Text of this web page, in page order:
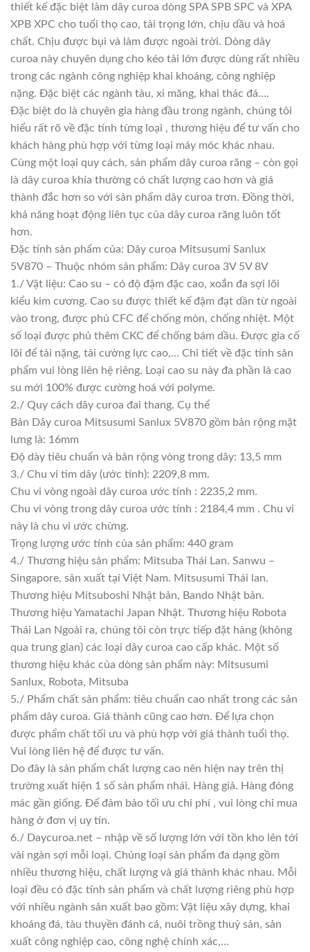
thiết kế đặc biệt làm dây curoa dòng SPA SPB SPC và XPA
XPB XPC cho tuổi thọ cao, tải trọng lớn, chịu dầu và hoá
chất. Chịu được bụi và làm được ngoài trời. Dòng dây
curoa này chuyên dụng cho kéo tải lớn được dùng rất nhiều
trong các ngành công nghiệp khai khoáng, công nghiệp
nặng. Đặc biệt các ngành tàu, xi măng, khai thác đá….
Đặc biệt do là chuyên gia hàng đầu trong ngành, chúng tôi
hiểu rất rõ về đặc tính từng loại , thương hiệu để tư vấn cho
khách hàng phù hợp với từng loại máy móc khác nhau.
Cùng một loại quy cách, sản phẩm dây curoa răng – còn gọi
là dây curoa khía thường có chất lượng cao hơn và giá
thành đắc hơn so với sản phẩm dây curoa trơn. Đồng thời,
khả năng hoạt động liên tục của dây curoa răng luôn tốt
hơn.
Đặc tính sản phẩm của: Dây curoa Mitsusumi Sanlux
5V870 – Thuộc nhóm sản phẩm: Dây curoa 3V 5V 8V
1./ Vật liệu: Cao su – có độ đậm đặc cao, xoắn đa sợi lõi
kiểu kim cương. Cao su được thiết kế đậm đạt dần từ ngoài
vào trong, được phủ CFC để chống mòn, chống nhiệt. Một
số loại được phủ thêm CKC để chống bám dầu. Được gia cố
lõi để tải nặng, tải cường lực cao,… Chi tiết về đặc tính sản
phẩm vui lòng liên hệ riêng. Loại cao su này đa phần là cao
su mới 100% được cường hoá với polyme.
2./ Quy cách dây curoa đai thang. Cụ thể
Bản Dây curoa Mitsusumi Sanlux 5V870 gồm bản rộng mặt
lưng là: 16mm
Độ dày tiêu chuẩn và bản rộng vòng trong dây: 13,5 mm
3./ Chu vi tim dây (ước tính): 2209,8 mm.
Chu vi vòng ngoài dây curoa ước tính : 2235,2 mm.
Chu vi vòng trong dây curoa ước tính : 2184,4 mm . Chu vi
này là chu vi ước chừng.
Trọng lượng ước tính của sản phẩm: 440 gram
4./ Thương hiệu sản phẩm: Mitsuba Thái Lan. Sanwu –
Singapore, sản xuất tại Việt Nam. Mitsusumi Thái lan.
Thương hiệu Mitsuboshi Nhật bản, Bando Nhật bản.
Thương hiệu Yamatachi Japan Nhật. Thương hiệu Robota
Thái Lan Ngoài ra, chúng tôi còn trực tiếp đặt hàng (không
qua trung gian) các loại dây curoa cao cấp khác. Một số
thương hiệu khác của dòng sản phẩm này: Mitsusumi
Sanlux, Robota, Mitsuba
5./ Phẩm chất sản phẩm: tiêu chuẩn cao nhất trong các sản
phẩm dây curoa. Giá thành cũng cao hơn. Để lựa chọn
được phẩm chất tối ưu và phù hợp với giá thành tuổi thọ.
Vui lòng liên hệ để được tư vấn.
Do đây là sản phẩm chất lượng cao nên hiện nay trên thị
trường xuất hiện 1 số sản phẩm nhái. Hàng giả. Hàng đóng
mác gần giống. Để đảm bảo tối ưu chi phí , vui lòng chỉ mua
hàng ở đơn vị uy tín.
6./ Daycuroa.net – nhập về số lượng lớn với tồn kho lên tới
vài ngàn sợi mỗi loại. Chủng loại sản phẩm đa dạng gồm
nhiều thương hiệu, chất lượng và giá thành khác nhau. Mỗi
loại đều có đặc tính sản phẩm và chất lượng riêng phù hợp
với nhiều ngành sản xuất bao gồm: Vật liệu xây dựng, khai
khoáng đá, tàu thuyền đánh cá, nuôi trồng thuỷ sản, sản
xuất công nghiệp cao, công nghệ chính xác,…